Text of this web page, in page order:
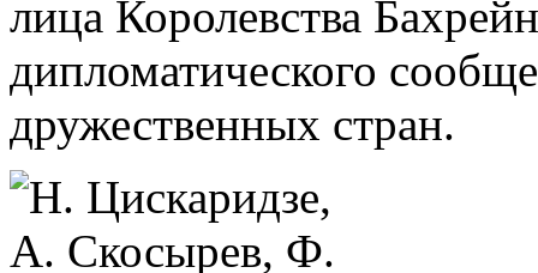
лица Королевства
дипломатического
дружественных стран.